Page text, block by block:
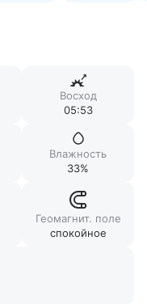
Восход
05:53
Влажность
33%
Геомагнит. поле
спокойное